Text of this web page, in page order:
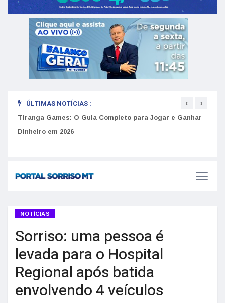
ÚLTIMAS NOTÍCIAS :
Tiranga Games: O Guia Completo para Jogar e Ganhar
Dinheiro em 2026
‹ ›
NOTÍCIAS
Sorriso: uma pessoa é
levada para o Hospital
Regional após batida
envolvendo 4 veículos